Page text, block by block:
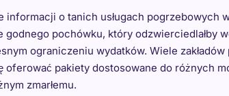
informacji o tanich usługach pogrzebowych
pochówku, który odzwierciedlałby
ograniczeniu wydatków. Wiele
oferować pakiety dostosowane do różnych
zmarłemu.